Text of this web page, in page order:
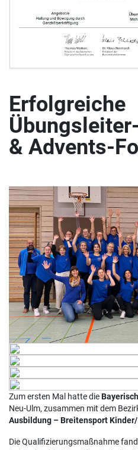
Erfolgreiche
& Advents-
Zum ersten Mal hatte die
Neu-Ulm, zusammen mit dem
Ausbildung – Breitensport
Die Qualifizierungsmaßnahme